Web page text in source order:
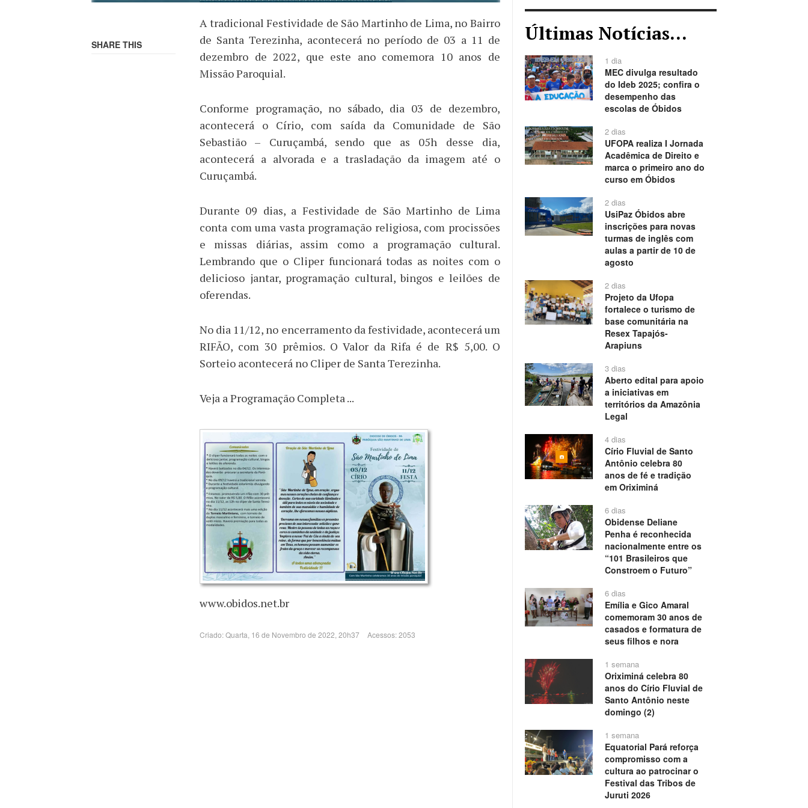
SHARE THIS
A tradicional Festividade de São Martinho de Lima, no Bairro
de Santa Terezinha, acontecerá no período de 03 a 11 de
dezembro de 2022, que este ano comemora 10 anos de
Missão Paroquial.
Conforme programação, no sábado, dia 03 de dezembro,
acontecerá o Círio, com saída da Comunidade de São
Sebastião – Curuçambá, sendo que as 05h desse dia,
acontecerá a alvorada e a trasladação da imagem até o
Curuçambá.
Durante 09 dias, a Festividade de São Martinho de Lima
conta com uma vasta programação religiosa, com procissões
e missas diárias, assim como a programação cultural.
Lembrando que o Cliper funcionará todas as noites com o
delicioso jantar, programação cultural, bingos e leilões de
oferendas.
No dia 11/12, no encerramento da festividade, acontecerá um
RIFÃO, com 30 prêmios. O Valor da Rifa é de R$ 5,00. O
Sorteio acontecerá no Cliper de Santa Terezinha.
Veja a Programação Completa ...
www.obidos.net.br
Criado: Quarta, 16 de Novembro de 2022, 20h37 Acessos: 2053
Últimas Notícias...
1 dia
MEC divulga resultado
do Ideb 2025; confira o
desempenho das
escolas de Óbidos
2 dias
UFOPA realiza I Jornada
Acadêmica de Direito e
marca o primeiro ano do
curso em Óbidos
2 dias
UsiPaz Óbidos abre
inscrições para novas
turmas de inglês com
aulas a partir de 10 de
agosto
2 dias
Projeto da Ufopa
fortalece o turismo de
base comunitária na
Resex Tapajós-
Arapiuns
3 dias
Aberto edital para apoio
a iniciativas em
territórios da Amazônia
Legal
4 dias
Círio Fluvial de Santo
Antônio celebra 80
anos de fé e tradição
em Oriximiná
6 dias
Obidense Deliane
Penha é reconhecida
nacionalmente entre os
“101 Brasileiros que
Constroem o Futuro”
6 dias
Emília e Gico Amaral
comemoram 30 anos de
casados e formatura de
seus filhos e nora
1 semana
Oriximiná celebra 80
anos do Círio Fluvial de
Santo Antônio neste
domingo (2)
1 semana
Equatorial Pará reforça
compromisso com a
cultura ao patrocinar o
Festival das Tribos de
Juruti 2026